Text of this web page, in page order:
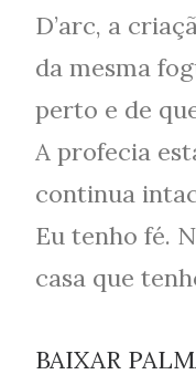
D’arc, a
da mesma
perto e de
A profecia
continua
Eu tenho fé.
casa que
BAIXAR